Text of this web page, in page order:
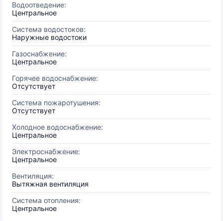
Водоотведение:
Центральное
Система водостоков:
Наружные водостоки
Газоснабжение:
Центральное
Горячее водоснабжение:
Отсутствует
Система пожаротушения:
Отсутствует
Холодное водоснабжение:
Центральное
Электроснабжение:
Центральное
Вентиляция:
Вытяжная вентиляция
Система отопления:
Центральное